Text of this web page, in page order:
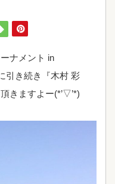
ナメント in
引き続き『木村 彩
きますよー(*’▽’*)